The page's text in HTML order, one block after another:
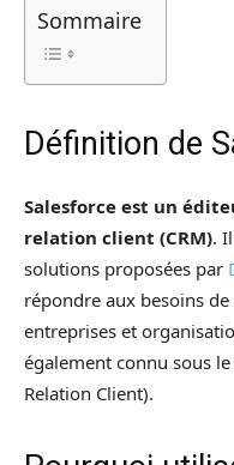
Sommaire
Définition de
Salesforce est un
relation client (CRM).
solutions proposées par
répondre aux besoins
entreprises et
également connu sous
Relation Client).